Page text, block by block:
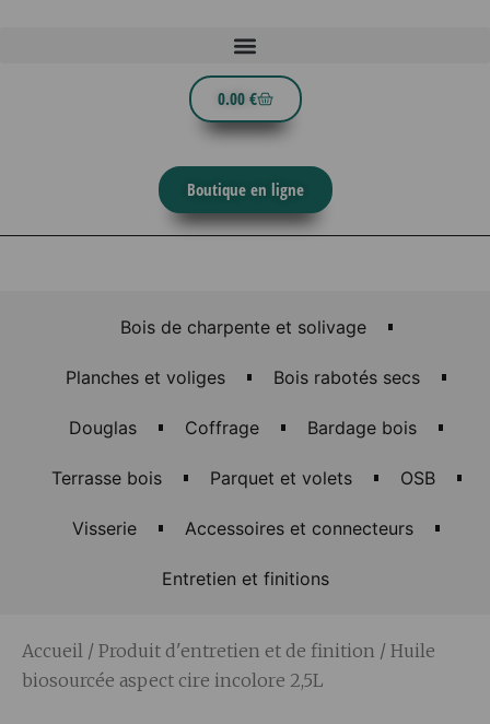
0.00 €
Boutique en ligne
Bois de charpente et solivage
Planches et voliges Bois rabotés secs
Douglas Coffrage Bardage bois
Terrasse bois Parquet et volets OSB
Visserie Accessoires et connecteurs
Entretien et finitions
Accueil / Produit d'entretien et de finition / Huile
biosourcée aspect cire incolore 2,5L